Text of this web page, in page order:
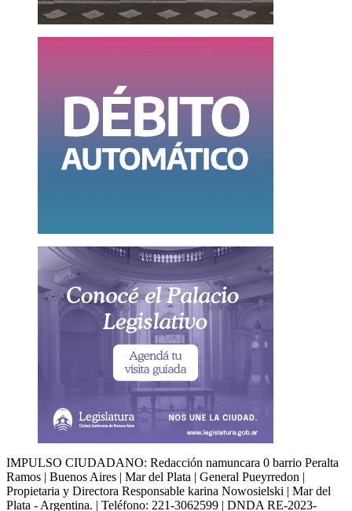
IMPULSO CIUDADANO: Redacción namuncara 0 barrio Peralta
Ramos | Buenos Aires | Mar del Plata | General Pueyrredon |
Propietaria y Directora Responsable karina Nowosielski | Mar del
Plata - Argentina. | Teléfono: 221-3062599 | DNDA RE-2023-